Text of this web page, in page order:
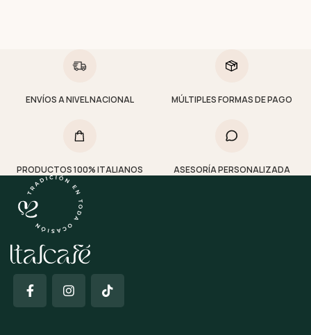
ENVÍOS A NIVEL NACIONAL MÚLTIPLES FORMAS DE PAGO
PRODUCTOS 100% ITALIANOS ASESORÍA PERSONALIZADA